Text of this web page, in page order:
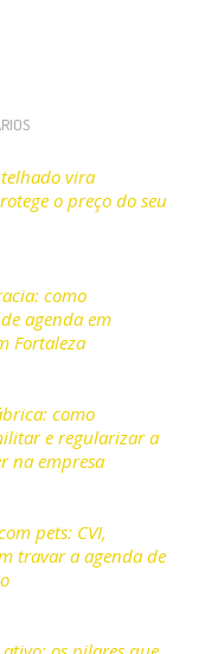
vira
o preço do seu
como
agenda em
Fortaleza
como
e regularizar a
na empresa
pets: CVI,
travar a agenda de